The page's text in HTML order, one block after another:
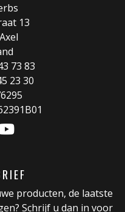
13
73 83
23 30
producten, de laatste
Schrijf u dan in voor